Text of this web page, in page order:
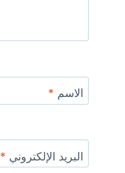
الاسم *
البريد الإلكتروني *